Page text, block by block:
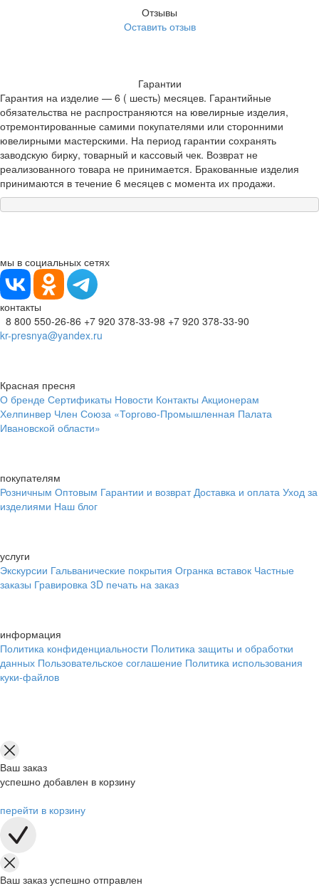
Отзывы
Оставить отзыв
Гарантии
Гарантия на изделие — 6 ( шесть) месяцев. Гарантийные
обязательства не распространяются на ювелирные изделия,
отремонтированные самими покупателями или сторонними
ювелирными мастерскими. На период гарантии сохранять
заводскую бирку, товарный и кассовый чек. Возврат не
реализованного товара не принимается. Бракованные изделия
принимаются в течение 6 месяцев с момента их продажи.
мы в социальных сетях
контакты
8 800 550-26-86 +7 920 378-33-98 +7 920 378-33-90
kr-presnya@yandex.ru
Красная пресня
О бренде Сертификаты Новости Контакты Акционерам
Хелпинвер Член Союза «Торгово-Промышленная Палата
Ивановской области»
покупателям
Розничным Оптовым Гарантии и возврат Доставка и оплата Уход за
изделиями Наш блог
услуги
Экскурсии Гальванические покрытия Огранка вставок Частные
заказы Гравировка 3D печать на заказ
информация
Политика конфиденциальности Политика защиты и обработки
данных Пользовательское соглашение Политика использования
куки-файлов
Ваш заказ
успешно добавлен в корзину
перейти в корзину
Ваш заказ успешно отправлен